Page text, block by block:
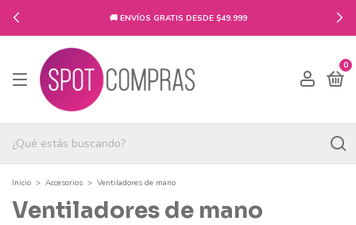
🚚 ENVÍOS GRATIS DESDE $49.999
0
Inicio > Accesorios > Ventiladores de mano
Ventiladores de mano